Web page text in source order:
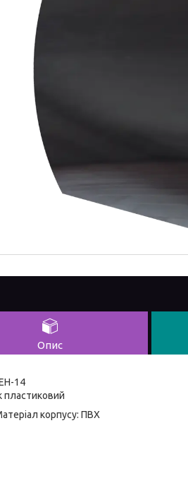
Опис
14
пластиковий
корпусу: ПВХ